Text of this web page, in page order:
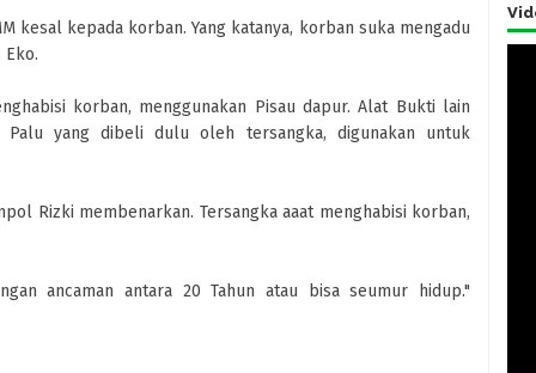
kesal kepada korban. Yang katanya, korban suka mengadu
korban, menggunakan Pisau dapur. Alat Bukti lain
yang dibeli dulu oleh tersangka, digunakan untuk
Rizki membenarkan. Tersangka aaat menghabisi korban,
ancaman antara 20 Tahun atau bisa seumur hidup."